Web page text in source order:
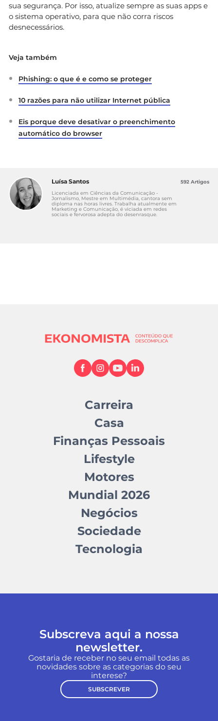
sua segurança. Por isso, atualize sempre as suas apps e
o sistema operativo, para que não corra riscos
desnecessários.
Veja também
Phishing: o que é e como se proteger
10 razões para não utilizar Internet pública
Eis porque deve desativar o preenchimento
automático do browser
Luísa Santos
Licenciada em Ciências da Comunicação -
Jornalismo, Mestre em Multimédia, cantora sem
diploma nas horas livres. Trabalha atualmente em
Marketing e Comunicação, é viciada em redes
sociais e fervorosa adepta do desenrasque.
592 Artigos
Carreira
Casa
Finanças Pessoais
Lifestyle
Motores
Mundial 2026
Negócios
Sociedade
Tecnologia
Subscreva aqui a nossa
newsletter.
Gostaria de receber no seu email todas as
novidades sobre as categorias do seu
interese?
SUBSCREVER